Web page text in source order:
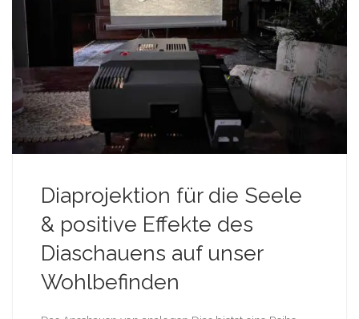
Diaprojektion für die Seele
& positive Effekte des
Diaschauens auf unser
Wohlbefinden